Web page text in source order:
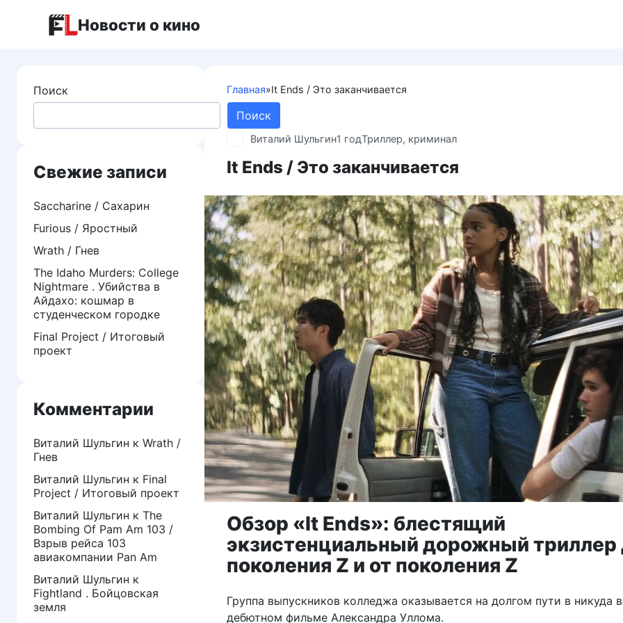
Новости о кино
Главная»It Ends / Это заканчивается
Виталий Шульгин1 годТриллер, криминал
It Ends / Это заканчивается
Обзор «It Ends»: блестящий
экзистенциальный дорожный триллер
поколения Z и от поколения Z
Группа выпускников колледжа оказывается на долгом пути в никуда в
дебютном фильме Александра Уллома.
Поиск
Поиск
Свежие записи
Saccharine / Сахарин
Furious / Яростный
Wrath / Гнев
The Idaho Murders: College
Nightmare . Убийства в
Айдахо: кошмар в
студенческом городке
Final Project / Итоговый
проект
Комментарии
Виталий Шульгин к Wrath /
Гнев
Виталий Шульгин к Final
Project / Итоговый проект
Виталий Шульгин к The
Bombing Of Pam Am 103 /
Взрыв рейса 103
авиакомпании Pan Am
Виталий Шульгин к
Fightland . Бойцовская
земля